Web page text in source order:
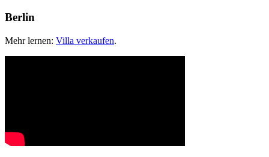
Berlin
Mehr lernen: Villa verkaufen.